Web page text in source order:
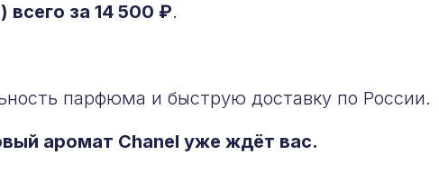
всего за 14 500 ₽.
парфюма и быструю доставку по России.
аромат Chanel уже ждёт вас.